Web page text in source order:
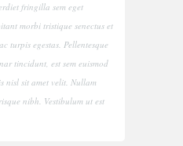
fringilla sem eget
morbi tristique senectus et
turpis egestas. Pellentesque
tincidunt, est sem euismod
nisl sit amet velit. Nullam
nibh. Vestibulum ut est